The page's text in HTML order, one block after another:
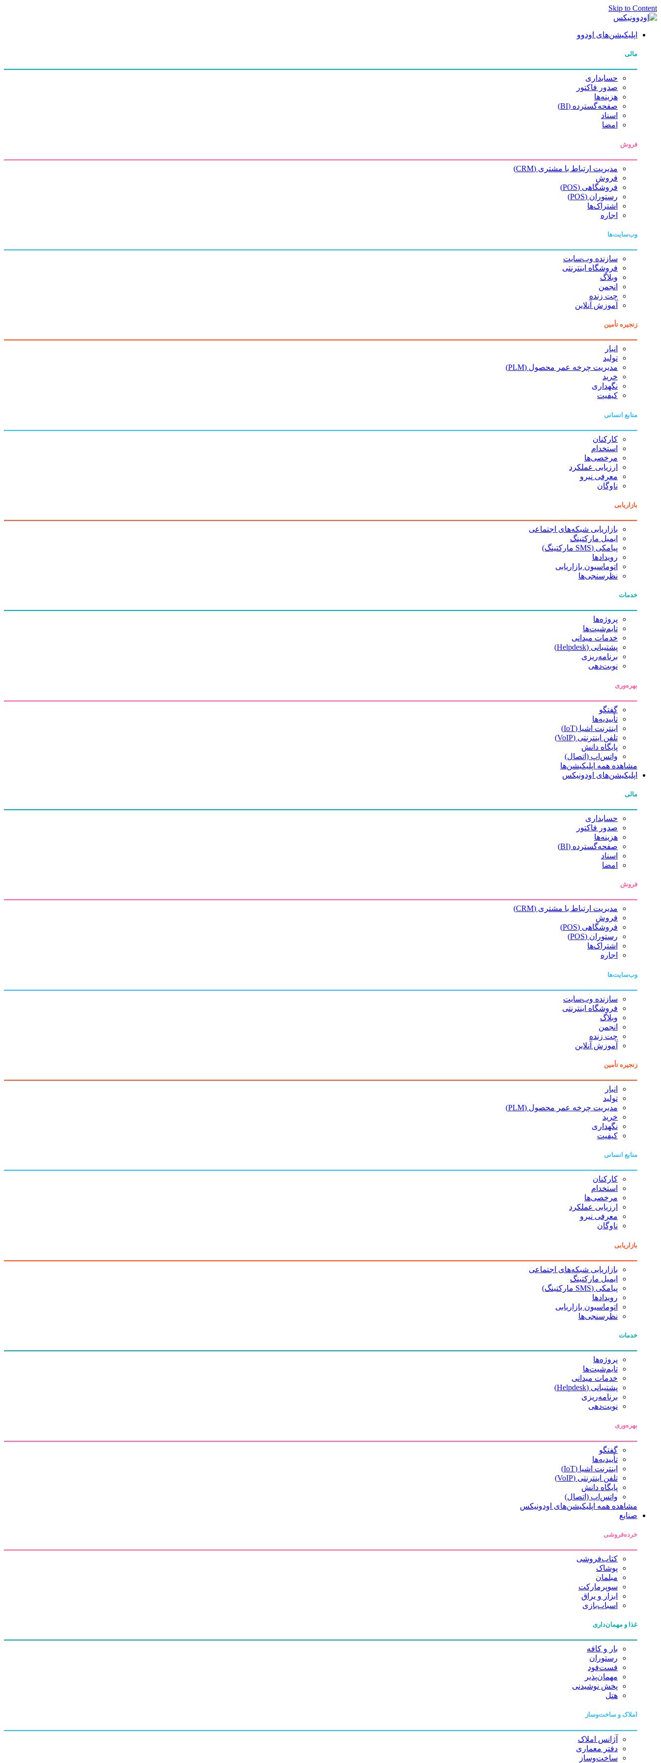
Skip to Content
اپلیکیشن‌های اودوو
مالی
حسابداری
صدور فاکتور
هزینه‌ها
صفحه‌گسترده (BI)
اسناد
امضا
فروش
مدیریت ارتباط با مشتری (CRM)
فروش
فروشگاهی (POS)
رستوران (POS)
اشتراک‌ها
اجاره
وب‌سایت‌ها
سازنده وب‌سایت
فروشگاه اینترنتی
وبلاگ
انجمن
چت زنده
آموزش آنلاین
زنجیره تأمین
انبار
تولید
مدیریت چرخه عمر محصول (PLM)
خرید
نگهداری
کیفیت
منابع انسانی
کارکنان
استخدام
مرخصی‌ها
ارزیابی عملکرد
معرفی نیرو
ناوگان
بازاریابی
بازاریابی شبکه‌های اجتماعی
ایمیل مارکتینگ
پیامکی (SMS مارکتینگ)
رویدادها
اتوماسیون بازاریابی
نظرسنجی‌ها
خدمات
پروژه‌ها
تایم‌شیت‌ها
خدمات میدانی
پشتیبانی (Helpdesk)
برنامه‌ریزی
نوبت‌دهی
بهره‌وری
گفتگو
تأییدیه‌ها
اینترنت اشیا (IoT)
تلفن اینترنتی (VoIP)
پایگاه دانش
واتس‌اپ (اتصال)
مشاهده همه اپلیکیشن‌ها
اپلیکیشن‌های اودونیکس
مالی
حسابداری
صدور فاکتور
هزینه‌ها
صفحه‌گسترده (BI)
اسناد
امضا
فروش
مدیریت ارتباط با مشتری (CRM)
فروش
فروشگاهی (POS)
رستوران (POS)
اشتراک‌ها
اجاره
وب‌سایت‌ها
سازنده وب‌سایت
فروشگاه اینترنتی
وبلاگ
انجمن
چت زنده
آموزش آنلاین
زنجیره تأمین
انبار
تولید
مدیریت چرخه عمر محصول (PLM)
خرید
نگهداری
کیفیت
منابع انسانی
کارکنان
استخدام
مرخصی‌ها
ارزیابی عملکرد
معرفی نیرو
ناوگان
بازاریابی
بازاریابی شبکه‌های اجتماعی
ایمیل مارکتینگ
پیامکی (SMS مارکتینگ)
رویدادها
اتوماسیون بازاریابی
نظرسنجی‌ها
خدمات
پروژه‌ها
تایم‌شیت‌ها
خدمات میدانی
پشتیبانی (Helpdesk)
برنامه‌ریزی
نوبت‌دهی
بهره‌وری
گفتگو
تأییدیه‌ها
اینترنت اشیا (IoT)
تلفن اینترنتی (VoIP)
پایگاه دانش
واتس‌اپ (اتصال)
مشاهده همه اپلیکیشن‌های اودونیکس
صنایع
خرده‌فروشی
کتاب‌فروشی
پوشاک
مبلمان
سوپرمارکت
ابزار و یراق
اسباب‌بازی
غذا و مهمان‌داری
بار و کافه
رستوران
فست‌فود
مهمان‌پذیر
پخش نوشیدنی
هتل
املاک و ساخت‌وساز
آژانس املاک
دفتر معماری
ساخت‌وساز